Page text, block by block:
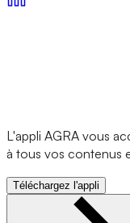
L'appli AGRA vous
à tous vos contenus
Téléchargez l'appli